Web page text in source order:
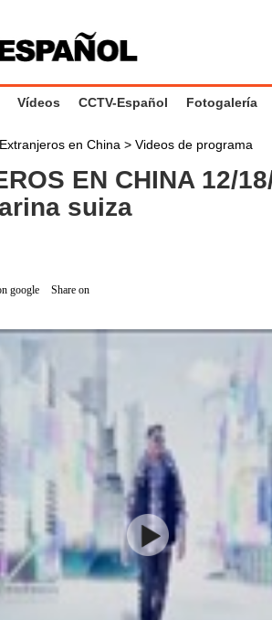
Vídeos CCTV-Español Fotogalería
Extranjeros en China > Videos de programa
EN CHINA 12/
suiza
google
Share on